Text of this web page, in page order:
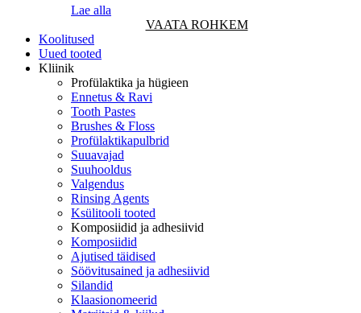
Lae alla
VAATA ROHKEM
Koolitused
Uued tooted
Kliinik
Profülaktika ja hügieen
Ennetus & Ravi
Tooth Pastes
Brushes & Floss
Profülaktikapulbrid
Suuavajad
Suuhooldus
Valgendus
Rinsing Agents
Ksülitooli tooted
Komposiidid ja adhesiivid
Komposiidid
Ajutised täidised
Söövitusained ja adhesiivid
Silandid
Klaasionomeerid